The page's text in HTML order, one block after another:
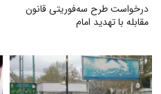
درخواست طرح سه‌فوریتی قانون
مقابله با تهدید امام